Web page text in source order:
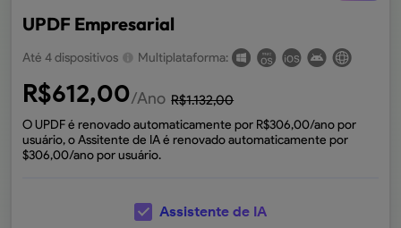
UPDF Empresarial
Até 4 dispositivos Multiplataforma:
R$612,00/Ano R$1.132,00
O UPDF é renovado automaticamente por R$306,00/ano por
usuário, o Assitente de IA é renovado automaticamente por
$306,00/ano por usuário.
Assistente de IA